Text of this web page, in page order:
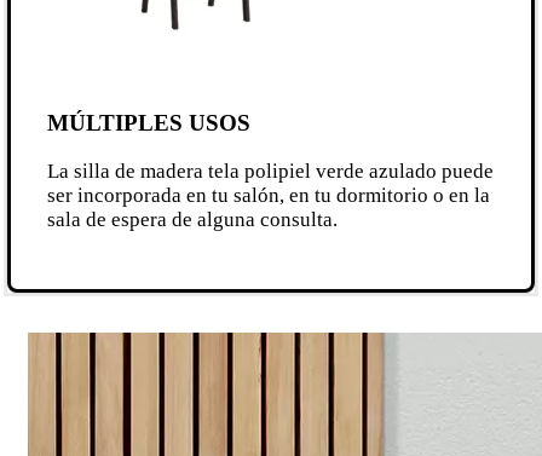
MÚLTIPLES USOS
La silla de madera tela polipiel verde azulado puede
ser incorporada en tu salón, en tu dormitorio o en la
sala de espera de alguna consulta.